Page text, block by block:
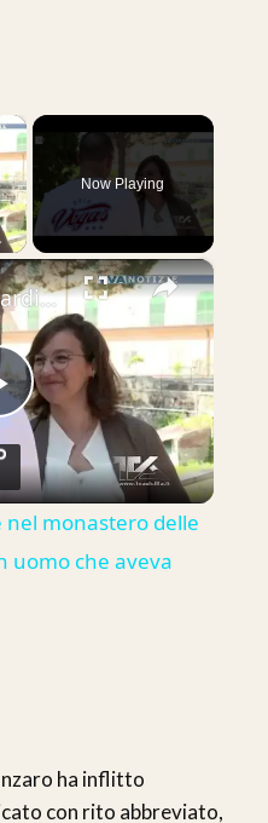
×
Now Playing
×
Biancavilla. Giardiniere nel monastero delle Clarisse. Il riscatto di un uomo che aveva commesso un
nel monastero delle
uomo che aveva
ha inflitto
con rito abbreviato,